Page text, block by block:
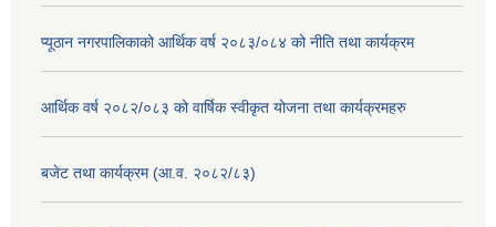
प्यूठान नगरपालिकाको आर्थिक वर्ष २०८३/०८४ को नीति तथा कार्यक्रम
आर्थिक वर्ष २०८२/०८३ को वार्षिक स्वीकृत योजना तथा कार्यक्रमहरु
बजेट तथा कार्यक्रम (आ.व. २०८२/८३)